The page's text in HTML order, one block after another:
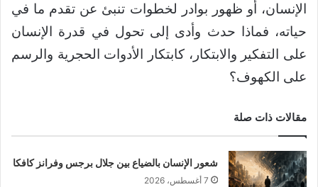
الإنسان، أو ظهور بوادر لخطوات تنبئ عن تقدم ما في
حياته، فماذا حدث وأدى إلى تحول في قدرة الإنسان
على التفكير والابتكار، كابتكار الأدوات الحجرية والرسم
على الكهوف؟
مقالات ذات صلة
شعور الإنسان بالضياع بين جلال برجس وفرانز كافكا
7 أغسطس، 2026